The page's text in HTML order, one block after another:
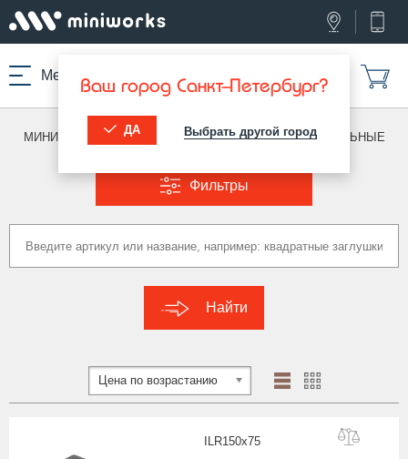
Меню Ваш город Санкт-Петербург?
ДА Выбрать другой город
МИНИВОРКС ПРО /ЗАГЛУШКИ ДЛЯ ТРУБ /ПРЯМОУГОЛЬНЫЕ
Фильтры
Найти
Цена по возрастанию
ILR150x75